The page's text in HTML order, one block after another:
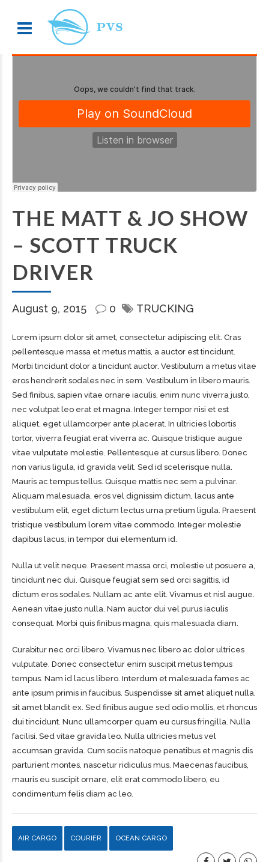
THE MATT & JO SHOW
– SCOTT TRUCK
DRIVER
August 9, 2015 0 TRUCKING
Lorem ipsum dolor sit amet, consectetur adipiscing elit. Cras
pellentesque massa et metus mattis, a auctor est tincidunt.
Morbi tincidunt dolor a tincidunt auctor. Vestibulum a metus vitae
eros hendrerit sodales nec in sem. Vestibulum in libero mauris.
Sed finibus, sapien vitae ornare iaculis, enim nunc viverra justo,
nec volutpat leo erat et magna. Integer tempor nisi et est
aliquet, eget ullamcorper ante placerat. In ultricies lobortis
tortor, viverra feugiat erat viverra ac. Quisque tristique augue
vitae vulputate molestie. Pellentesque at cursus libero. Donec
non varius ligula, id gravida velit. Sed id scelerisque nulla.
Mauris ac tempus tellus. Quisque mattis nec sem a pulvinar.
Aliquam malesuada, eros vel dignissim dictum, lacus ante
vestibulum elit, eget dictum lectus urna pretium ligula. Praesent
tristique vestibulum lorem vitae commodo. Integer molestie
dapibus lacus, in tempor dui elementum id.
Nulla ut velit neque. Praesent massa orci, molestie ut posuere a,
tincidunt nec dui. Quisque feugiat sem sed orci sagittis, id
dictum eros sodales. Nullam ac ante elit. Vivamus et nisl augue.
Aenean vitae justo nulla. Nam auctor dui vel purus iaculis
consequat. Morbi quis finibus magna, quis malesuada diam.
Curabitur nec orci libero. Vivamus nec libero ac dolor ultrices
vulputate. Donec consectetur enim suscipit metus tempus
tempus. Nam id lacus libero. Interdum et malesuada fames ac
ante ipsum primis in faucibus. Suspendisse sit amet aliquet nulla,
sit amet blandit ex. Sed finibus augue sed odio mollis, et rhoncus
dui tincidunt. Nunc ullamcorper quam eu cursus fringilla. Nulla
facilisi. Sed vitae gravida leo. Nulla ultricies metus vel
accumsan gravida. Cum sociis natoque penatibus et magnis dis
parturient montes, nascetur ridiculus mus. Maecenas faucibus,
mauris eu suscipit ornare, elit erat commodo libero, eu
condimentum felis diam ac leo.
AIR CARGO COURIER OCEAN CARGO